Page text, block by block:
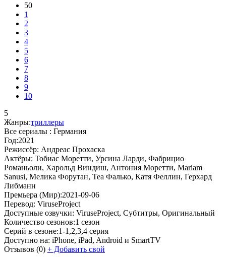
50
1
2
3
4
5
6
7
8
9
10
5
Жанры:триллеры
Все сериалы : Германия
Год:2021
Режиссёр: Андреас Прохаска
Актёры: Тобиас Моретти, Урсина Ларди, Фабрицио
Романьоли, Харольд Виндиш, Антония Моретти, Mariam
Sanusi, Мелика Форутан, Теа Фалько, Катя Феллин, Герхард
Либманн
Премьера (Мир):2021-09-06
Перевод: ViruseProject
Доступные озвучки: ViruseProject, Субтитры, Оригинальный
Количество сезонов:1 сезон
Серий в сезоне:1-1,2,3,4 серия
Доступно на: iPhone, iPad, Android и SmartTV
Отзывов (0) + Добавить свой